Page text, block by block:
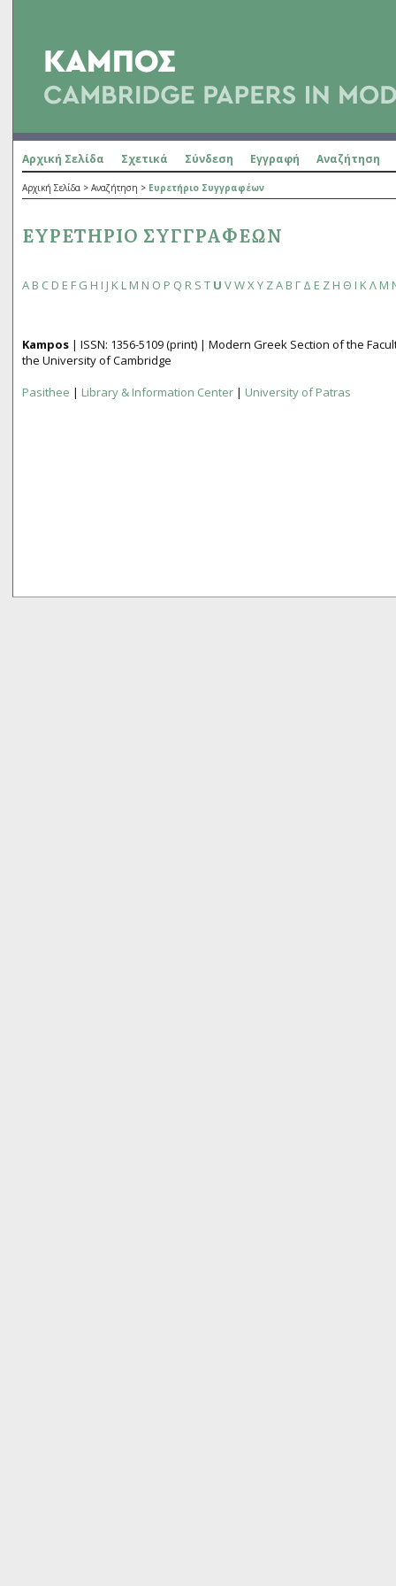
Αρχική Σελίδα Σχετικά Σύνδεση Εγγραφή Αναζήτηση
Αρχική Σελίδα > Αναζήτηση > Ευρετήριο Συγγραφέων
ΕΥΡΕΤΉΡΙΟ ΣΥΓΓΡΑΦΈΩΝ
A B C D E F G H I J K L M N O P Q R S T U VWXY ZΑ Β Γ Δ Ε Ζ Η Θ Ι ΚΛ Μ
Kampos | ISSN: 1356­-5109(print) | Modern Greek Section of the
the University of Cambridge
Pasithee | Library & Information Center | University of Patras